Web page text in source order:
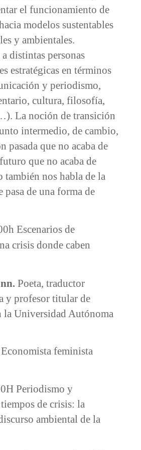
el funcionamiento de
modelos sustentables
y ambientales.
distintas personas
estratégicas en términos
y periodismo,
cultura, filosofía,
La noción de transición
intermedio, de cambio,
pasada que no acaba de
que no acaba de
también nos habla de la
pasa de una forma de
Escenarios de
crisis donde caben
Poeta, traductor
y profesor titular de
Universidad Autónoma
Economista feminista
Periodismo y
de crisis: la
ambiental de la